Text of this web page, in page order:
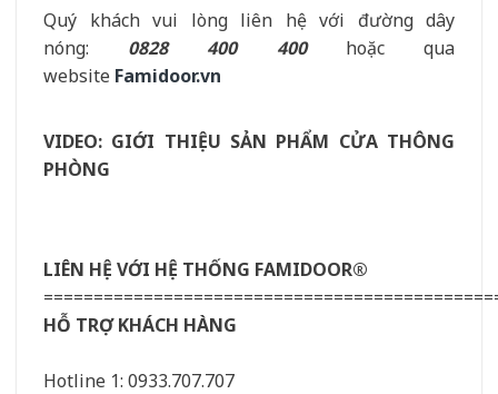
Quý khách vui lòng liên hệ với đường dây
nóng: 0828 400 400hoặc qua
website Famidoor.vn
VIDEO: GIỚI THIỆU SẢN PHẨM CỬA THÔNG
PHÒNG
LIÊN HỆ VỚI HỆ THỐNG FAMIDOOR®
HỖ TRỢ KHÁCH HÀNG
Hotline 1: 0933.707.707